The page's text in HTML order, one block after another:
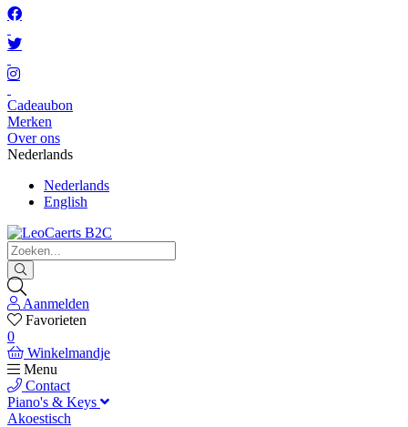
Cadeaubon
Merken
Over ons
Nederlands
Nederlands
English
Aanmelden
Favorieten
0
Winkelmandje
Menu
Contact
Piano's & Keys
Akoestisch